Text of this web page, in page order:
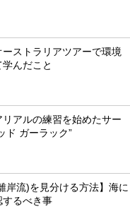
ストラリアツアーで環境
んだこと
リアルの練習を始めたサー
ド ガーラック”
岸流)を見分ける方法】海に
するべき事